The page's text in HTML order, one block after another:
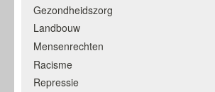
Gezondheidszorg
Landbouw
Mensenrechten
Racisme
Repressie